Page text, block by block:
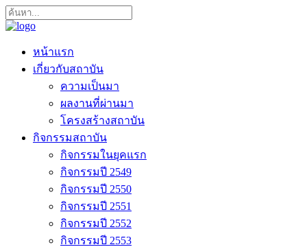
หน้าแรก
เกี่ยวกับสถาบัน
ความเป็นมา
ผลงานที่ผ่านมา
โครงสร้างสถาบัน
กิจกรรมสถาบัน
กิจกรรมในยุคแรก
กิจกรรมปี 2549
กิจกรรมปี 2550
กิจกรรมปี 2551
กิจกรรมปี 2552
กิจกรรมปี 2553